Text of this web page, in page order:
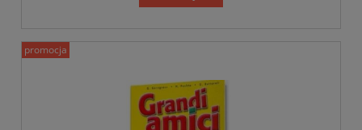
promocja